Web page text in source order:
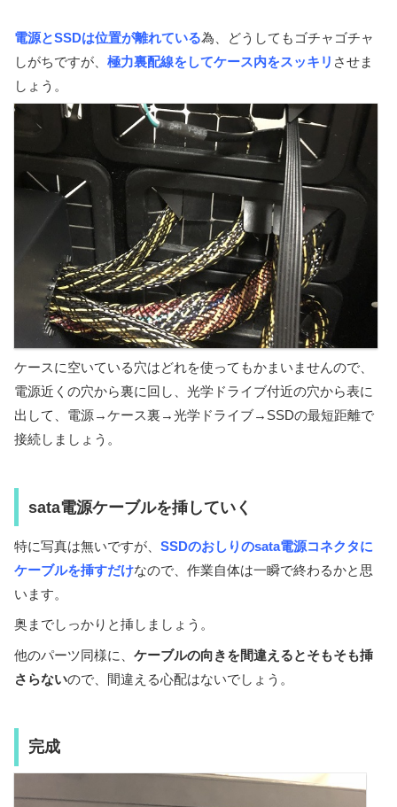
電源とSSDは位置が離れている為、どうしてもゴチャゴチャ
しがちですが、 極力裏配線をしてケース内をスッキリ させま
しょう。
ケースに空いている穴はどれを使ってもかまいませんので、
電源近くの穴から裏に回し、光学ドライブ付近の穴から表に
出して、電源→ケース裏→光学ドライブ→SSDの最短距離で
接続しましょう。
sata電源ケーブルを挿していく
特に写真は無いですが、 SSDのおしりのsata電源コネクタに
ケーブルを挿すだけなので、作業自体は一瞬で終わるかと思
います。
奥までしっかりと挿しましょう。
他のパーツ同様に、 ケーブルの向きを間違えるとそもそも挿
さらないので、間違える心配はないでしょう。
完成